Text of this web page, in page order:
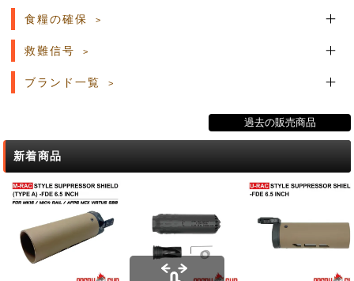
食糧の確保
救難信号
ブランド一覧
過去の販売商品
新着商品